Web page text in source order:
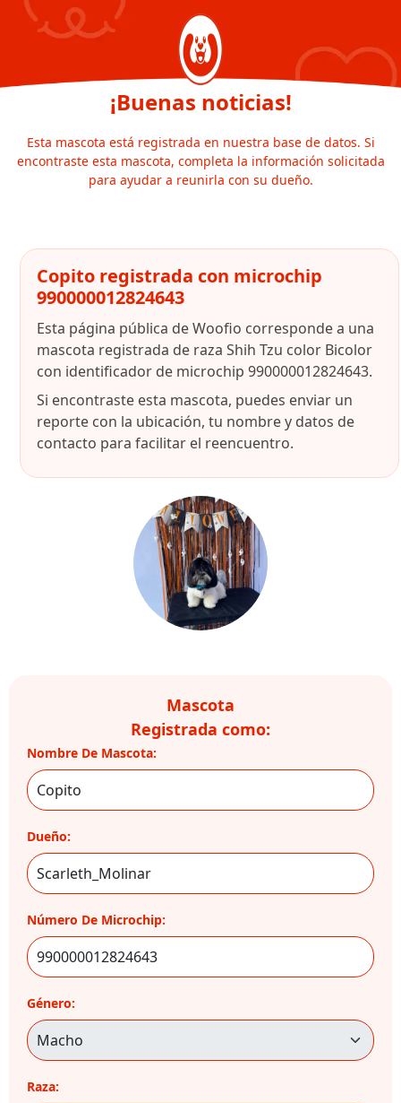
¡Buenas noticias!
Esta mascota está registrada en nuestra base de datos. Si
encontraste esta mascota, completa la información solicitada
para ayudar a reunirla con su dueño.
Copito registrada con microchip
990000012824643
Esta página pública de Woofio corresponde a una
mascota registrada de raza Shih Tzu color Bicolor
con identificador de microchip 990000012824643.
Si encontraste esta mascota, puedes enviar un
reporte con la ubicación, tu nombre y datos de
contacto para facilitar el reencuentro.
Mascota
Registrada como:
Nombre De Mascota:
Dueño:
Número De Microchip:
Género:
Raza: